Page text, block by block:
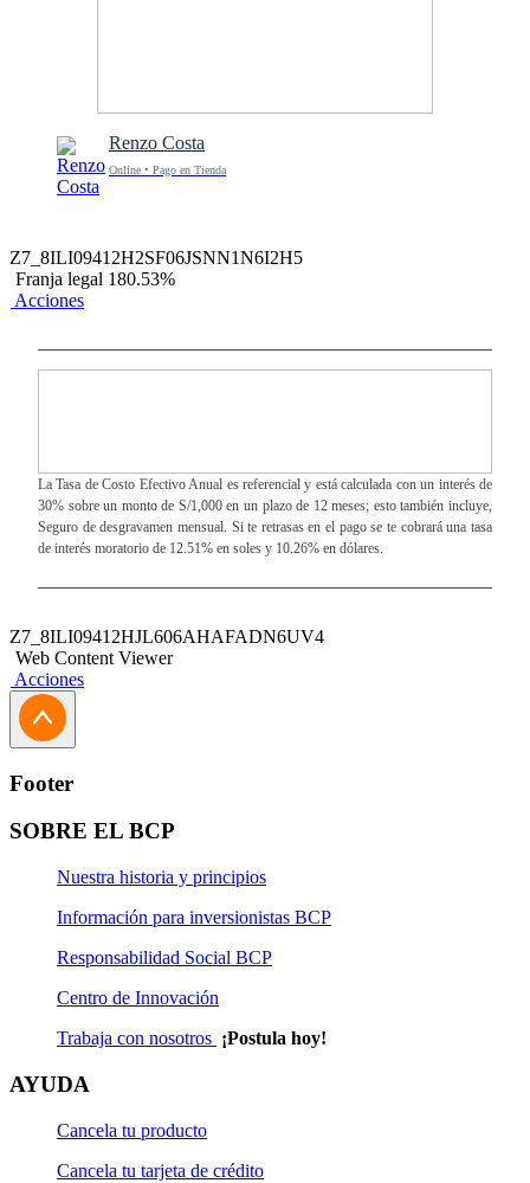
Renzo Costa
Online • Pago en Tienda
Z7_8ILI09412H2SF06JSNN1N6I2H5
Franja legal 180.53%
Acciones
La Tasa de Costo Efectivo Anual es referencial y está calculada con un interés de
30% sobre un monto de S/1,000 en un plazo de 12 meses; esto también incluye,
Seguro de desgravamen mensual. Si te retrasas en el pago se te cobrará una tasa
de interés moratorio de 12.51% en soles y 10.26% en dólares.
Z7_8ILI09412HJL606AHAFADN6UV4
Web Content Viewer
Acciones
Footer
SOBRE EL BCP
Nuestra historia y principios
Información para inversionistas BCP
Responsabilidad Social BCP
Centro de Innovación
Trabaja con nosotros ¡Postula hoy!
AYUDA
Cancela tu producto
Cancela tu tarjeta de crédito